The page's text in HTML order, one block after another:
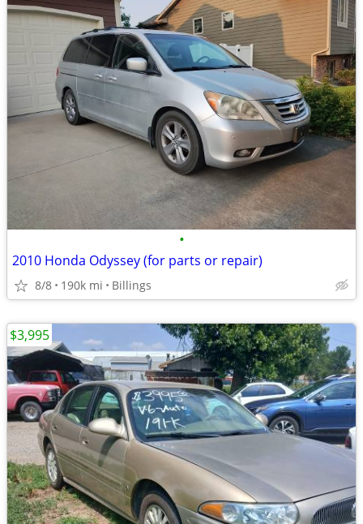
•
2010 Honda Odyssey (for parts or repair)
8/8 190k mi Billings
$3,995